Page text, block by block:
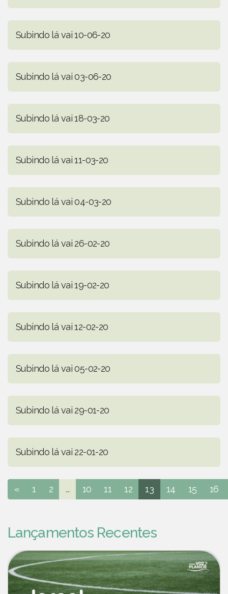
Subindo lá vai 10-06-20
Subindo lá vai 03-06-20
Subindo lá vai 18-03-20
Subindo lá vai 11-03-20
Subindo lá vai 04-03-20
Subindo lá vai 26-02-20
Subindo lá vai 19-02-20
Subindo lá vai 12-02-20
Subindo lá vai 05-02-20
Subindo lá vai 29-01-20
Subindo lá vai 22-01-20
« 1 2 ... 10 11 12 13 14 15 16
Lançamentos Recentes